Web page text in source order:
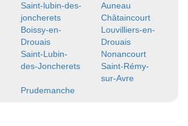
Saint-lubin-des-
joncherets
Auneau
Châtaincourt
Boissy-en-
Drouais
Louvilliers-en-
Drouais
Saint-Lubin-
des-Joncherets
Nonancourt
Saint-Rémy-
sur-Avre
Prudemanche